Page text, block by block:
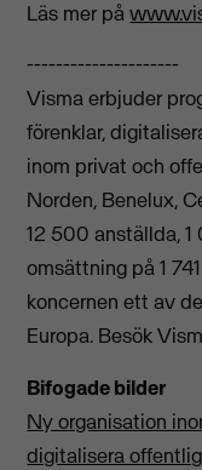
Läs mer på
---------------------
Visma erbjuder
förenklar,
inom privat och
Norden, Benelux,
12 500 anställda,
omsättning på 1
koncernen ett av
Europa. Besök
Bifogade bilder
Ny organisation
digitalisera